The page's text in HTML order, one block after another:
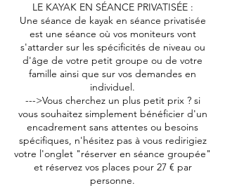
LE KAYAK EN SÉANCE PRIVATISÉE :
Une séance de kayak en séance privatisée
est une séance où vos moniteurs vont
s'attarder sur les spécificités de niveau ou
d'âge de votre petit groupe ou de votre
famille ainsi que sur vos demandes en
individuel.
--->Vous cherchez un plus petit prix ? si
vous souhaitez simplement bénéficier d'un
encadrement sans attentes ou besoins
spécifiques, n'hésitez pas à vous redirigiez
votre l'onglet "réserver en séance groupée"
et réservez vos places pour 27 € par
personne.